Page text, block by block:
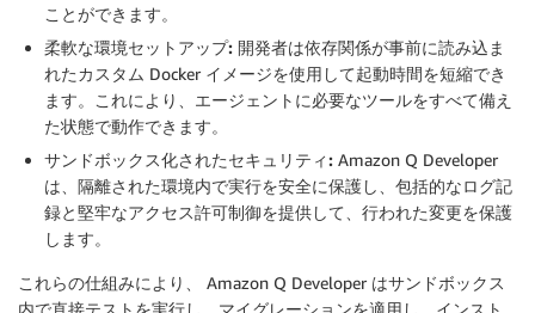
ことができます。
柔軟な環境セットアップ: 開発者は依存関係が事前に読み込ま
れたカスタム Docker イメージを使用して起動時間を短縮でき
ます。これにより、エージェントに必要なツールをすべて備え
た状態で動作できます。
サンドボックス化されたセキュリティ: Amazon Q Developer
は、隔離された環境内で実行を安全に保護し、包括的なログ記
録と堅牢なアクセス許可制御を提供して、行われた変更を保護
します。
これらの仕組みにより、 Amazon Q Developer はサンドボックス
内で直接テストを実行し、マイグレーションを適用し、インスト